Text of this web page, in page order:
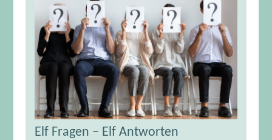
Elf Fragen – Elf Antworten